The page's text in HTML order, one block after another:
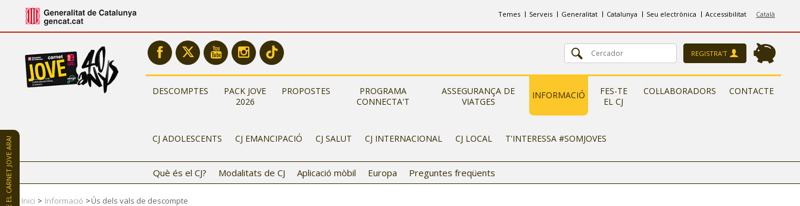
Català
Temes Serveis Generalitat Catalunya Seu electrònica Accessibilitat
REGISTRA'T
DESCOMPTES
PACK JOVE
2026
PROPOSTES
PROGRAMA
CONNECTA'T
ASSEGURANÇA DE
VIATGES
INFORMACIÓ
FES-TE
EL CJ
COL·LABORADORS CONTACTE
CJ ADOLESCENTS CJ EMANCIPACIÓ CJ SALUT CJ INTERNACIONAL CJ LOCAL T'INTERESSA #SOMJOVES
Què és el CJ? Modalitats de CJ Aplicació mòbil Europa Preguntes freqüents
Inici Informació Ús dels vals de descompte
FES-TE EL CARNET JOVE ARA!